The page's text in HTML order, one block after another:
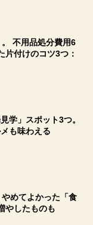
不用品処分費用6
片付けのコツ3つ：
学」スポット3つ。
も味わえる
めてよかった「食
やしたものも